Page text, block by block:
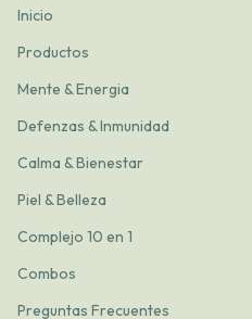
Inicio
Productos
Mente & Energia
Defenzas & Inmunidad
Calma & Bienestar
Piel & Belleza
Complejo 10 en 1
Combos
Preguntas Frecuentes